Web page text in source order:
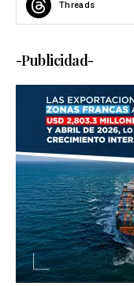
Threads
-Publicidad-